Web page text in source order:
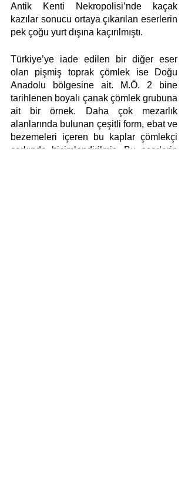
Antik Kenti Nekropolisi’nde kaçak
kazılar sonucu ortaya çıkarılan eserlerin
pek çoğu yurt dışına kaçırılmıştı.
Türkiye’ye iade edilen bir diğer eser
olan pişmiş toprak çömlek ise Doğu
Anadolu bölgesine ait. M.Ö. 2 bine
tarihlenen boyalı çanak çömlek grubuna
ait bir örnek. Daha çok mezarlık
alanlarında bulunan çeşitli form, ebat ve
bezemeleri içeren bu kaplar çömlekçi
çarkında biçimlendirilmiş. Bu eserlerin